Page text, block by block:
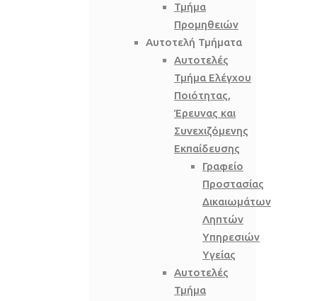
Τμήμα
Προμηθειών
Αυτοτελή Τμήματα
Αυτοτελές
Τμήμα Ελέγχου
Ποιότητας,
Έρευνας και
Συνεχιζόμενης
Εκπαίδευσης
Γραφείο
Προστασίας
Δικαιωμάτων
Ληπτών
Υπηρεσιών
Υγείας
Αυτοτελές
Τμήμα